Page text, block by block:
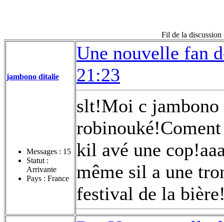
Fil de la
jambono ditalie
Messages : 15
Statut :
Arrivante
Pays : France
Une nouvelle fan
21:23
slt!Moi c jambono
kil avé une
même sil a une
festival de la